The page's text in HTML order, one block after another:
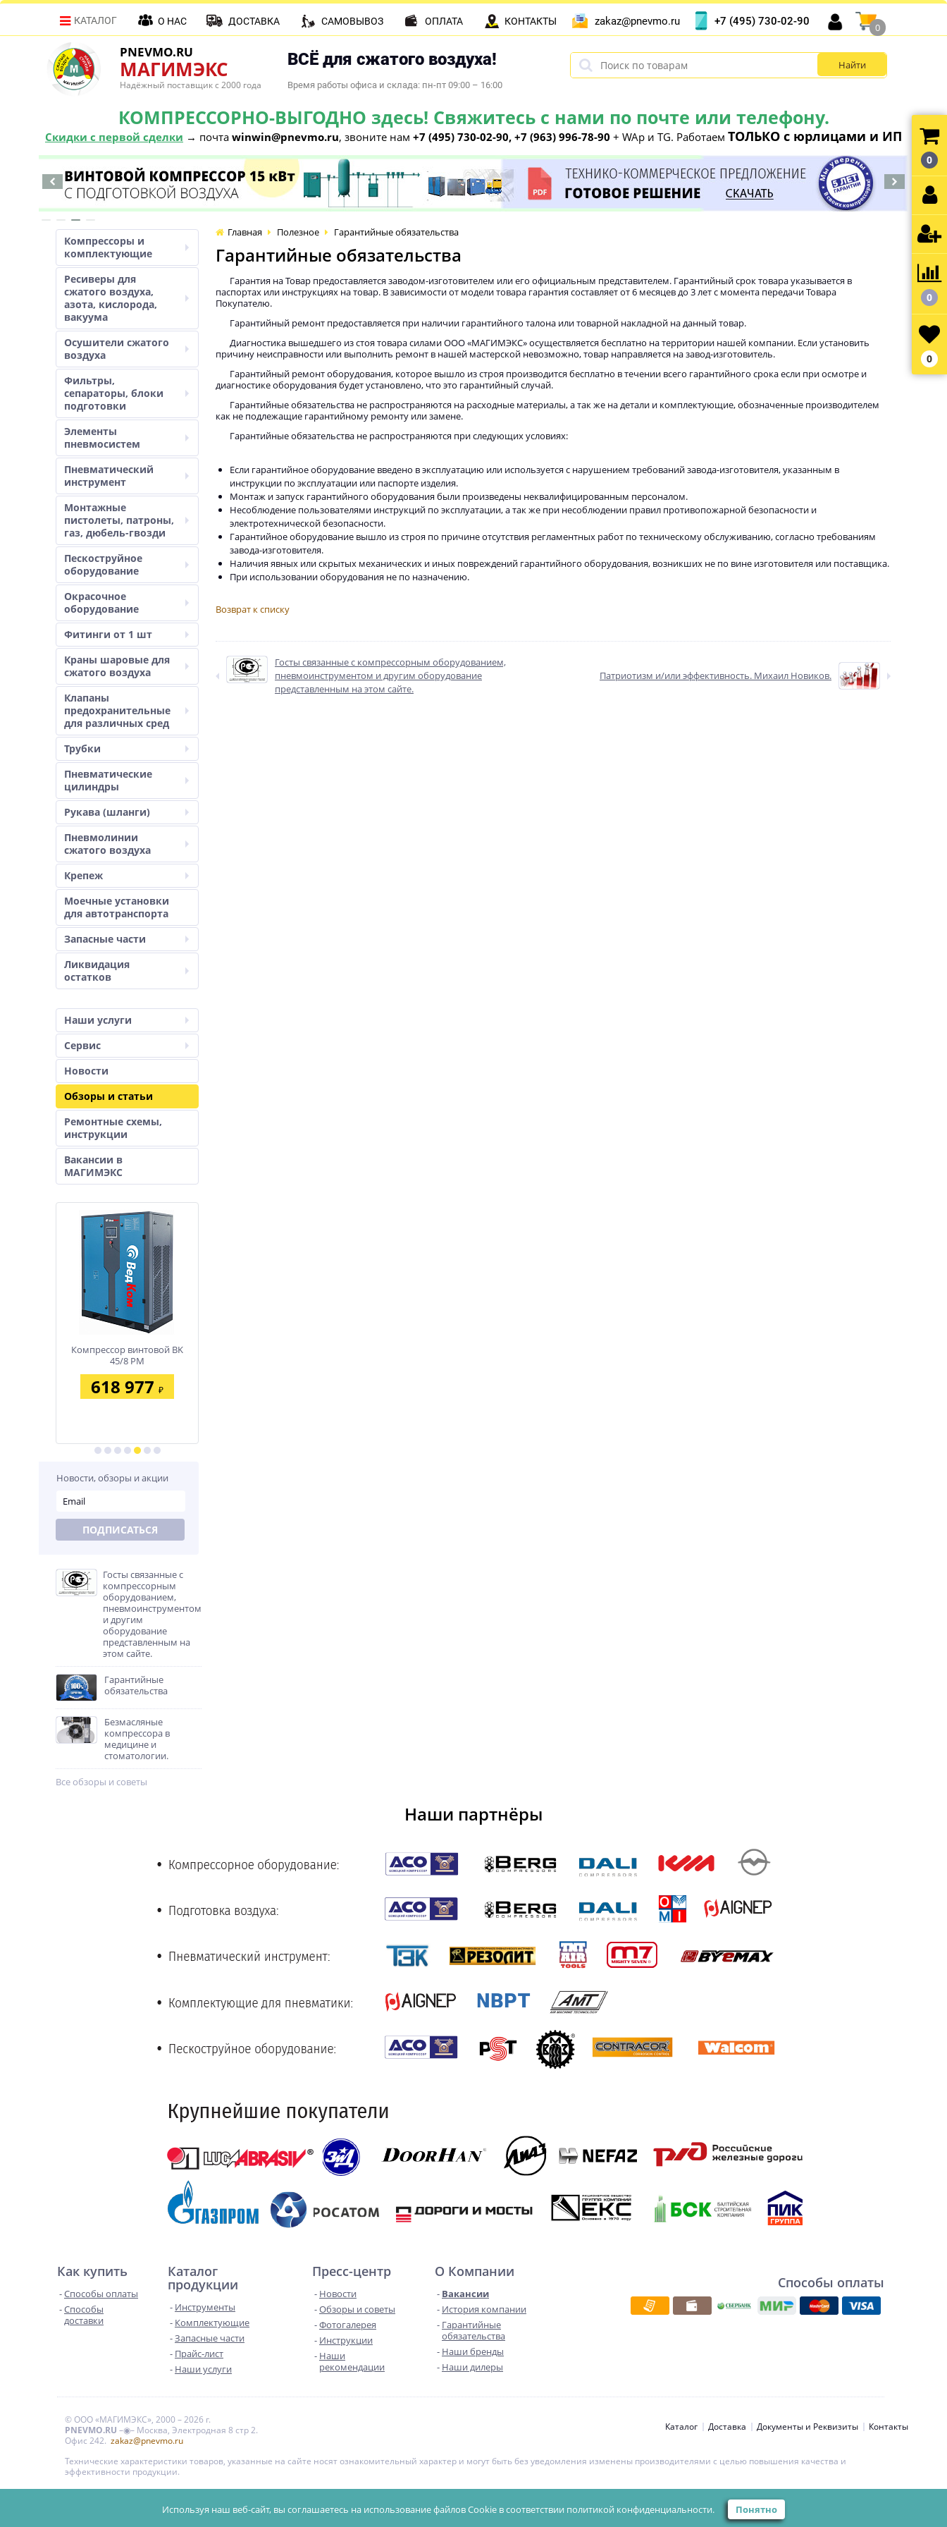
PNEVMO.RU
МАГИМЭКС
Надёжный поставщик с 2000 года
ВСЁ для сжатого воздуха!
Время работы офиса и склада: пн-пт 09:00 – 16:00
КОМПРЕССОРНО-ВЫГОДНО здесь! Свяжитесь с нами по почте или телефону.
Скидки с первой сделки → почта winwin@pnevmo.ru, звоните нам +7 (495) 730-02-90, +7 (963) 996-78-90 + WAp и TG. Работаем ТОЛЬКО с юрлицами и ИП
КАТАЛОГ О НАС ДОСТАВКА САМОВЫВОЗ ОПЛАТА КОНТАКТЫ zakaz@pnevmo.ru +7 (495) 730-02-90
0
Компрессоры и
комплектующие
Ресиверы для
сжатого воздуха,
азота, кислорода,
вакуума
Осушители сжатого
воздуха
Фильтры,
сепараторы, блоки
подготовки
Элементы
пневмосистем
Пневматический
инструмент
Монтажные
пистолеты, патроны,
газ, дюбель-гвозди
Пескоструйное
оборудование
Окрасочное
оборудование
Фитинги от 1 шт
Краны шаровые для
сжатого воздуха
Клапаны
предохранительные
для различных сред
Трубки
Пневматические
цилиндры
Рукава (шланги)
Пневмолинии
сжатого воздуха
Крепеж
Моечные установки
для автотранспорта
Запасные части
Ликвидация
остатков
Наши услуги
Сервис
Новости
Обзоры и статьи
Ремонтные схемы,
инструкции
Вакансии в
МАГИМЭКС
Компрессор винтовой BK
45/8 PM
618 977 ₽
Новости, обзоры и акции
ПОДПИСАТЬСЯ
Госты связанные с
компрессорным
оборудованием,
пневмоинструментом
и другим
оборудование
представленным на
этом сайте.
Гарантийные
обязательства
Безмасляные
компрессора в
медицине и
стоматологии.
Все обзоры и советы
Главная Полезное Гарантийные обязательства
Гарантийные обязательства
Гарантия на Товар предоставляется заводом-изготовителем или его официальным представителем. Гарантийный срок товара указывается в
паспортах или инструкциях на товар. В зависимости от модели товара гарантия составляет от 6 месяцев до 3 лет с момента передачи Товара
Покупателю.
Гарантийный ремонт предоставляется при наличии гарантийного талона или товарной накладной на данный товар.
Диагностика вышедшего из стоя товара силами ООО «МАГИМЭКС» осуществляется бесплатно на территории нашей компании. Если установить
причину неисправности или выполнить ремонт в нашей мастерской невозможно, товар направляется на завод-изготовитель.
Гарантийный ремонт оборудования, которое вышло из строя производится бесплатно в течении всего гарантийного срока если при осмотре и
диагностике оборудования будет установлено, что это гарантийный случай.
Гарантийные обязательства не распространяются на расходные материалы, а так же на детали и комплектующие, обозначенные производителем
как не подлежащие гарантийному ремонту или замене.
Гарантийные обязательства не распространяются при следующих условиях:
Если гарантийное оборудование введено в эксплуатацию или используется с нарушением требований завода-изготовителя, указанным в
инструкции по эксплуатации или паспорте изделия.
Монтаж и запуск гарантийного оборудования были произведены неквалифицированным персоналом.
Несоблюдение пользователями инструкций по эксплуатации, а так же при несоблюдении правил противопожарной безопасности и
электротехнической безопасности.
Гарантийное оборудование вышло из строя по причине отсутствия регламентных работ по техническому обслуживанию, согласно требованиям
завода-изготовителя.
Наличия явных или скрытых механических и иных повреждений гарантийного оборудования, возникших не по вине изготовителя или поставщика.
При использовании оборудования не по назначению.
Возврат к списку
Госты связанные с компрессорным оборудованием,
пневмоинструментом и другим оборудование
представленным на этом сайте.
Патриотизм и/или эффективность. Михаил Новиков.
Наши партнёры
Как купить
Способы оплаты
Способы
доставки
Каталог
продукции
Инструменты
Комплектующие
Запасные части
Прайс-лист
Наши услуги
Пресс-центр
Новости
Обзоры и советы
Фотогалерея
Инструкции
Наши
рекомендации
О Компании
Вакансии
История компании
Гарантийные
обязательства
Наши бренды
Наши дилеры
Способы оплаты
© ООО «МАГИМЭКС», 2000 – 2026 г.
PNEVMO.RU –◉– Москва, Электродная 8 стр 2.
Офис 242. zakaz@pnevmo.ru
Каталог Доставка Документы и Реквизиты Контакты
0
0
0
Технические характеристики товаров, указанные на сайте носят ознакомительный характер и могут быть без уведомления изменены производителями с целью повышения качества и
эффективности продукции.
Цены на сайте даны для справки и не являются публичной офертой. Уточняйте цены у менеджеров. Политика конфиденциальности персональных данных.
Используя наш веб-сайт, вы соглашаетесь на использование файлов Cookie в соответствии политикой конфиденциальности. Понятно